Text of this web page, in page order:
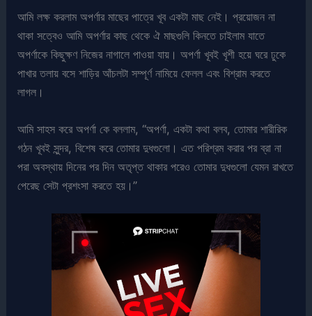
আমি লক্ষ করলাম অপর্ণার মাছের পাত্রে খূব একটা মাছ নেই। প্রয়োজন না
থাকা সত্বেও আমি অপর্ণার কাছ থেকে ঐ মাছগুলি কিনতে চাইলাম যাতে
অপর্ণাকে কিছুক্ষণ নিজের নাগালে পাওয়া যায়। অপর্ণা খূবই খূশী হয়ে ঘরে ঢুকে
পাখার তলায় বসে শাড়ির আঁচলটা সম্পূর্ণ নামিয়ে ফেলল এবং বিশ্রাম করতে
লাগল।
আমি সাহস করে অপর্ণা কে বললাম, “অপর্ণা, একটা কথা বলব, তোমার শারীরিক
গঠন খূবই সুন্দর, বিশেষ করে তোমার দুধগুলো। এত পরিশ্রম করার পর ব্রা না
পরা অবস্থায় দিনের পর দিন অতৃপ্ত থাকার পরেও তোমার দুধগুলো যেমন রাখতে
পেরেছ সেটা প্রশংসা করতে হয়।”